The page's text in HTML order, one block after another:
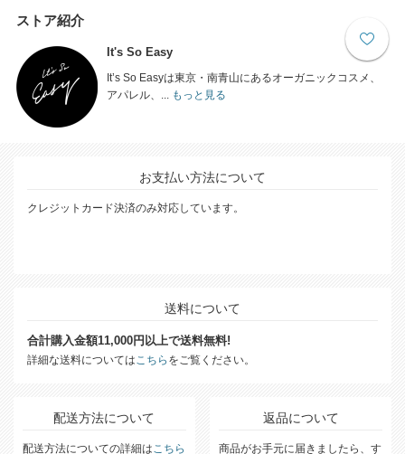
ストア紹介
It's So Easy
It’s So Easyは東京・南青山にあるオーガニックコスメ、
アパレル、...
もっと見る
お支払い方法について
クレジットカード決済のみ対応しています。
送料について
合計購入金額11,000円以上で送料無料!
詳細な送料についてはこちら をご覧ください。
配送方法について
配送方法についての詳細はこちら
返品について
商品がお手元に届きましたら、す